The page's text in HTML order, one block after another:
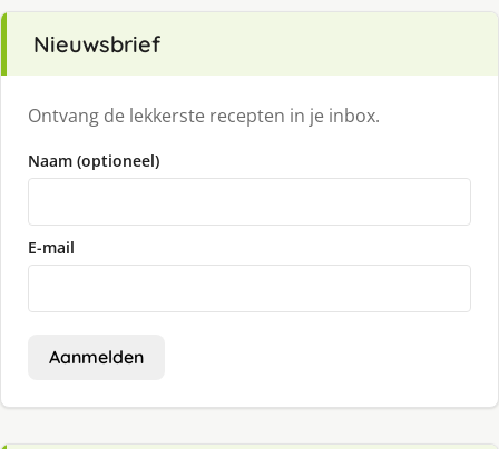
Nieuwsbrief
Ontvang de lekkerste recepten in je inbox.
Naam (optioneel)
E-mail
Aanmelden